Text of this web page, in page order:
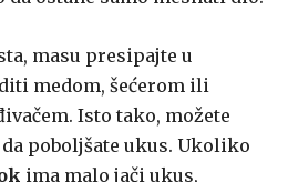
masu presipajte u
medom, šećerom ili
Isto tako, možete
poboljšate ukus. Ukoliko
ima malo jači ukus,